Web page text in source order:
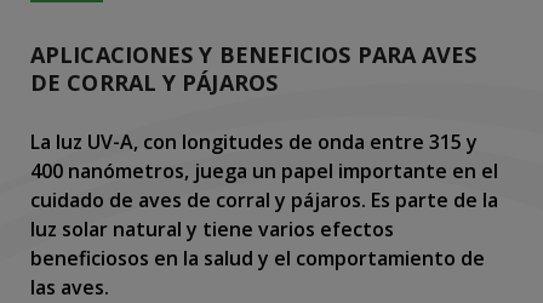
APLICACIONES Y BENEFICIOS PARA AVES
DE CORRAL Y PÁJAROS
La luz UV-A, con longitudes de onda entre 315 y
400 nanómetros, juega un papel importante en el
cuidado de aves de corral y pájaros. Es parte de la
luz solar natural y tiene varios efectos
beneficiosos en la salud y el comportamiento de
las aves.